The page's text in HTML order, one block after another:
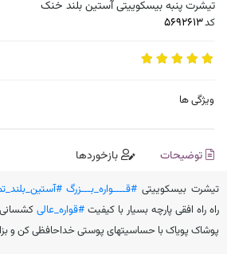
تیشرت پنبه بیسکوییتی آستین بلند خنک
کد
ویژگی ها
توضیحات بازخوردها
تیشرت بیسکوییتی #قــــواره_بـــزرگ
راه راه افقی پارچه بسیار با کیفیت #قواره_عالی
پوشاک پویاک با حساسیتهای پوستی خداحافظی کن و